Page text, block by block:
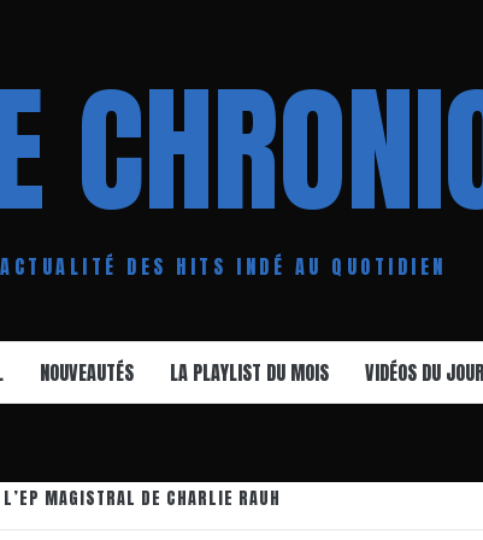
DES HITS INDÉ AU QUOTIDIEN
NOUVEAUTÉS LA PLAYLIST DU MOIS VIDÉOS DU JOUR
MAGISTRAL DE CHARLIE RAUH